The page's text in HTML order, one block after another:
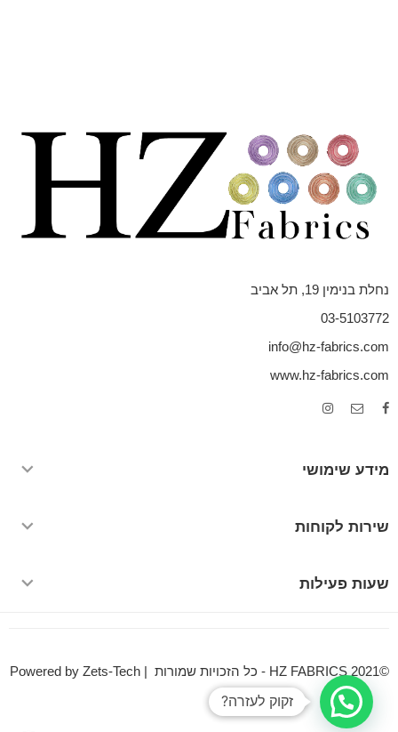
נחלת בנימין 19, תל אביב
03-5103772
info@hz-fabrics.com
www.hz-fabrics.com
מידע שימושי
שירות לקוחות
שעות פעילות
©HZ FABRICS 2021 - כל הזכויות שמורות | Powered by Zets-Tech
זקוק לעזרה?